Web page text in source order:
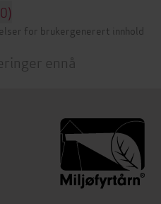
for brukergenerert innhold
ennå